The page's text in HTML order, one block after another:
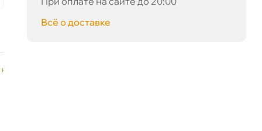
сё о доставке